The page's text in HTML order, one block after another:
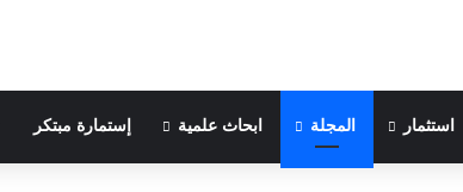
استثمار المجلة ابحاث علمية إستمارة مبتكر